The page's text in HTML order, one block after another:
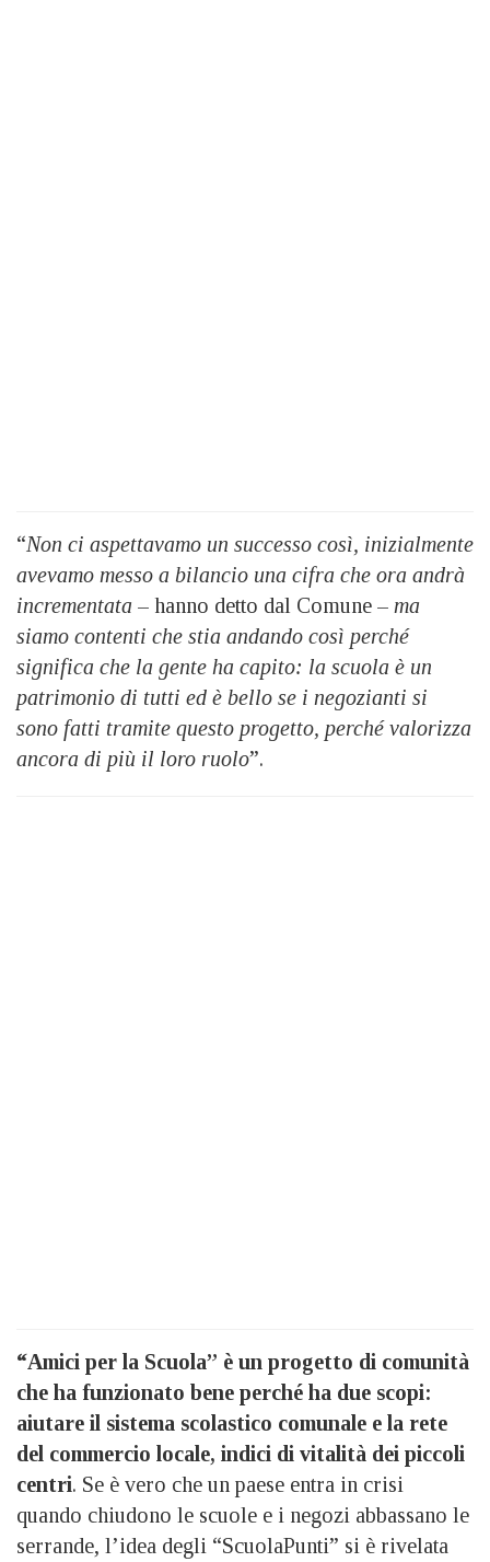
“Non ci aspettavamo un successo così, inizialmente
avevamo messo a bilancio una cifra che ora andrà
incrementata – hanno detto dal Comune – ma
siamo contenti che stia andando così perché
significa che la gente ha capito: la scuola è un
patrimonio di tutti ed è bello se i negozianti si
sono fatti tramite questo progetto, perché valorizza
ancora di più il loro ruolo”.
“Amici per la Scuola” è un progetto di comunità
che ha funzionato bene perché ha due scopi:
aiutare il sistema scolastico comunale e la rete
del commercio locale, indici di vitalità dei piccoli
centri. Se è vero che un paese entra in crisi
quando chiudono le scuole e i negozi abbassano le
serrande, l’idea degli “ScuolaPunti” si è rivelata